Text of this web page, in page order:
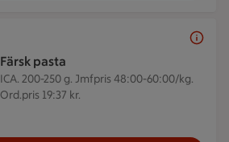
Färsk pasta
ICA. 200-250 g. Jmfpris 48:00-60:00/kg.
Ord.pris 19:37 kr.